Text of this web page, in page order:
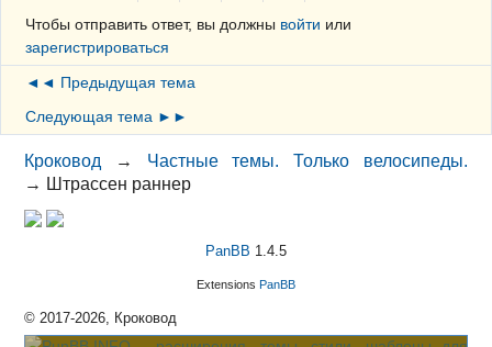
Чтобы отправить ответ, вы должны войти или
зарегистрироваться
◄◄ Предыдущая тема
Следующая тема ►►
Кроковод → Частные темы. Только велосипеды.
→ Штрассен раннер
PanBB 1.4.5
Extensions PanBB
© 2017-2026, Кроковод